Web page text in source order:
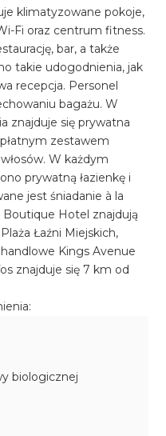
klimatyzowane pokoje,
Fi oraz centrum fitness.
bar, a także
takie udogodnienia, jak
recepcja. Personel
bagażu. W
znajduje się prywatna
zestawem
W każdym
prywatną łazienkę i
jest śniadanie à la
Hotel znajdują
Łaźni Miejskich,
Kings Avenue
znajduje się 7 km od
biologicznej